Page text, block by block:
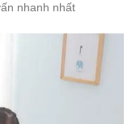
nhanh nhất